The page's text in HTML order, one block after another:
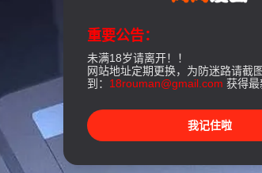
重要公告：
未满18岁请离开！！
网站地址定期更换，为防迷路请截
到： 18rouman@gmail.com 获得最
我记住啦